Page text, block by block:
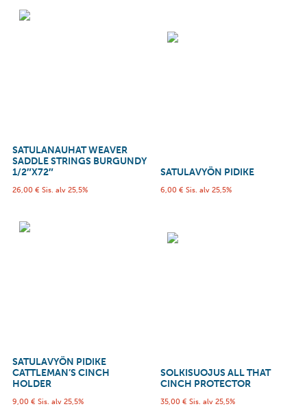
SATULANAUHAT WEAVER
SADDLE STRINGS BURGUNDY
1/2″X72″
26,00 € Sis. alv 25,5%
SATULAVYÖN PIDIKE
6,00 € Sis. alv 25,5%
SATULAVYÖN PIDIKE
CATTLEMAN’S CINCH
HOLDER
9,00 € Sis. alv 25,5%
SOLKISUOJUS ALL THAT
CINCH PROTECTOR
35,00 € Sis. alv 25,5%